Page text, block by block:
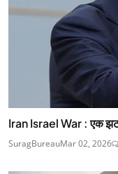
Iran Israel War : एक
SuragBureauMar 02, 2026